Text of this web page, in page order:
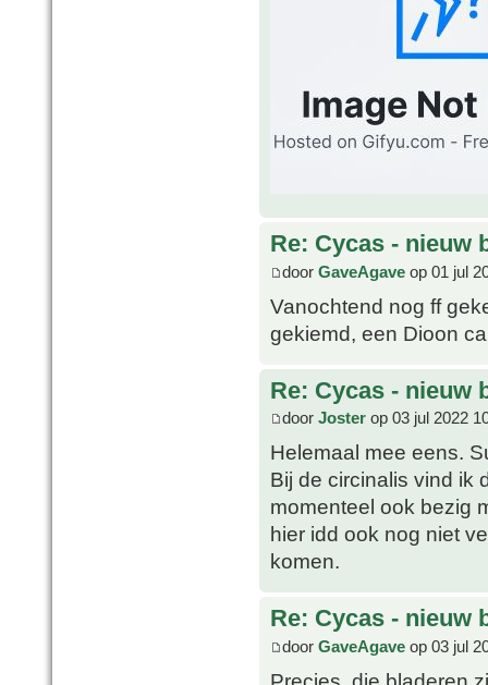
Re: Cycas - nieuw
door GaveAgave op 01 jul
Vanochtend nog ff
gekiemd, een Dioon
Re: Cycas - nieuw
door Joster op 03 jul 2022
Helemaal mee eens.
Bij de circinalis vind ik
momenteel ook bezig
hier idd ook nog niet
komen.
Re: Cycas - nieuw
door GaveAgave op 03 jul
Precies, die bladeren